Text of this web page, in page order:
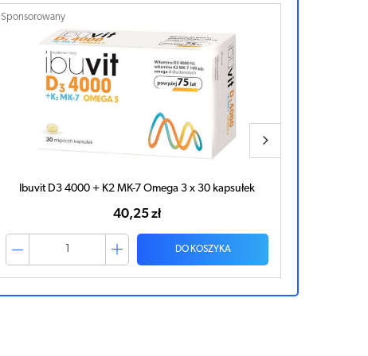
Sponsorowany
Ibuvit D3 4000 IU x 90 kapsułek
52,88 zł
DO KOSZYKA